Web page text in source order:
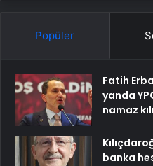
Popüler
Fatih
yanda
namaz
banka